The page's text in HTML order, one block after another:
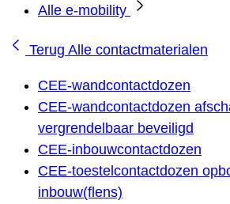
Alle e-mobility
Terug Alle contactmaterialen
CEE-wandcontactdozen
CEE-wandcontactdozen
vergrendelbaar beveiligd
CEE-inbouwcontactdozen
CEE-toestelcontactdozen
inbouw(flens)